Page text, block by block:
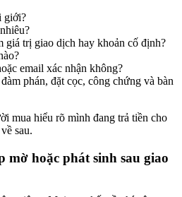
giới?
giá trị giao dịch hay khoản cố định?
email xác nhận không?
phán, đặt cọc, công chứng và bàn
mua hiểu rõ mình đang trả tiền cho
sau.
mờ hoặc phát sinh sau giao